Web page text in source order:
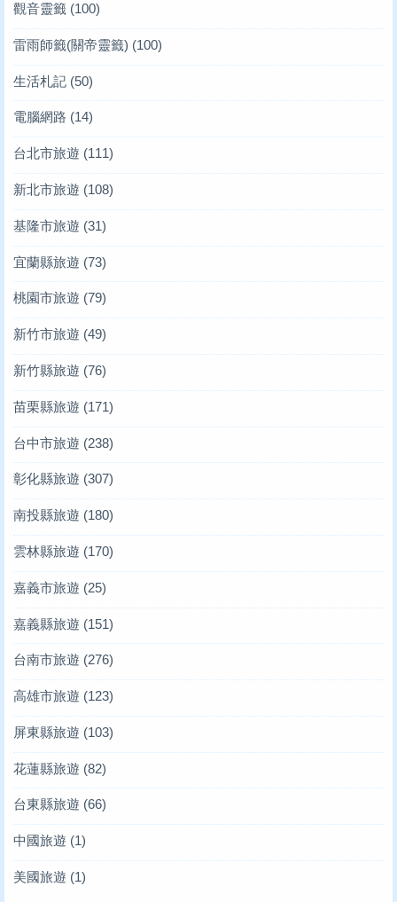
觀音靈籤 (100)
雷雨師籤(關帝靈籤) (100)
生活札記 (50)
電腦網路 (14)
台北市旅遊 (111)
新北市旅遊 (108)
基隆市旅遊 (31)
宜蘭縣旅遊 (73)
桃園市旅遊 (79)
新竹市旅遊 (49)
新竹縣旅遊 (76)
苗栗縣旅遊 (171)
台中市旅遊 (238)
彰化縣旅遊 (307)
南投縣旅遊 (180)
雲林縣旅遊 (170)
嘉義市旅遊 (25)
嘉義縣旅遊 (151)
台南市旅遊 (276)
高雄市旅遊 (123)
屏東縣旅遊 (103)
花蓮縣旅遊 (82)
台東縣旅遊 (66)
中國旅遊 (1)
美國旅遊 (1)